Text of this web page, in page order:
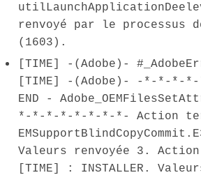
renvoyé par le processus
(1603).
[TIME] -(Adobe)-
[TIME] -(Adobe)- -*-*-
END -
*-*-*-*-*-*-*-*- Action
Valeurs renvoyée 3.
[TIME] : INSTALLER.